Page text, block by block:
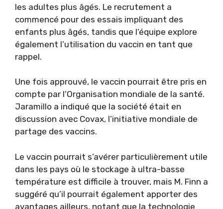
les adultes plus âgés. Le recrutement a
commencé pour des essais impliquant des
enfants plus âgés, tandis que l’équipe explore
également l’utilisation du vaccin en tant que
rappel.
Une fois approuvé, le vaccin pourrait être pris en
compte par l’Organisation mondiale de la santé.
Jaramillo a indiqué que la société était en
discussion avec Covax, l’initiative mondiale de
partage des vaccins.
Le vaccin pourrait s’avérer particulièrement utile
dans les pays où le stockage à ultra-basse
température est difficile à trouver, mais M. Finn a
suggéré qu’il pourrait également apporter des
avantages ailleurs, notant que la technologie